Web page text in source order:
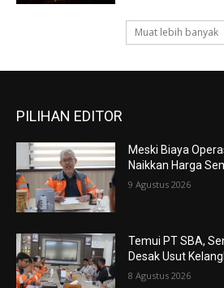
Muat lebih banyak
PILIHAN EDITOR
Meski Biaya
Naikkan Harga
9 Agustus 2026
Temui PT SBA,
Desak Usut
8 Agustus 2026